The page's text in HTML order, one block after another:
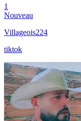
1
Nouveau
Villageois224
tiktok